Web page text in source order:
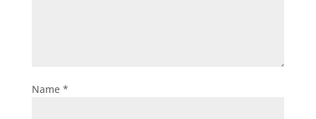
Name *